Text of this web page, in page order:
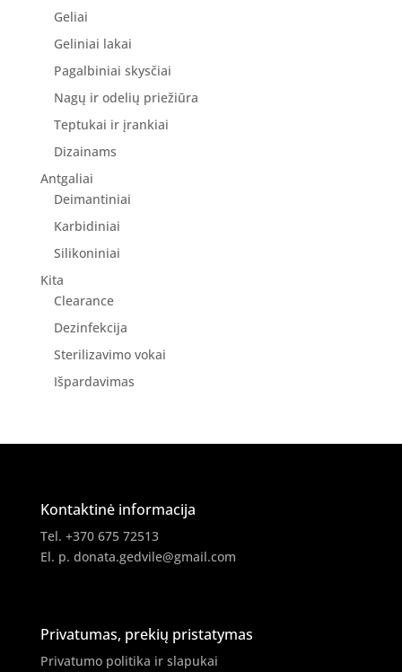
Geliai
Geliniai lakai
Pagalbiniai skysčiai
Nagų ir odelių priežiūra
Teptukai ir įrankiai
Dizainams
Antgaliai
Deimantiniai
Karbidiniai
Silikoniniai
Kita
Clearance
Dezinfekcija
Sterilizavimo vokai
Išpardavimas
Kontaktinė informacija
Tel. +370 675 72513
El. p. donata.gedvile@gmail.com
Privatumas, prekių pristatymas
Privatumo politika ir slapukai